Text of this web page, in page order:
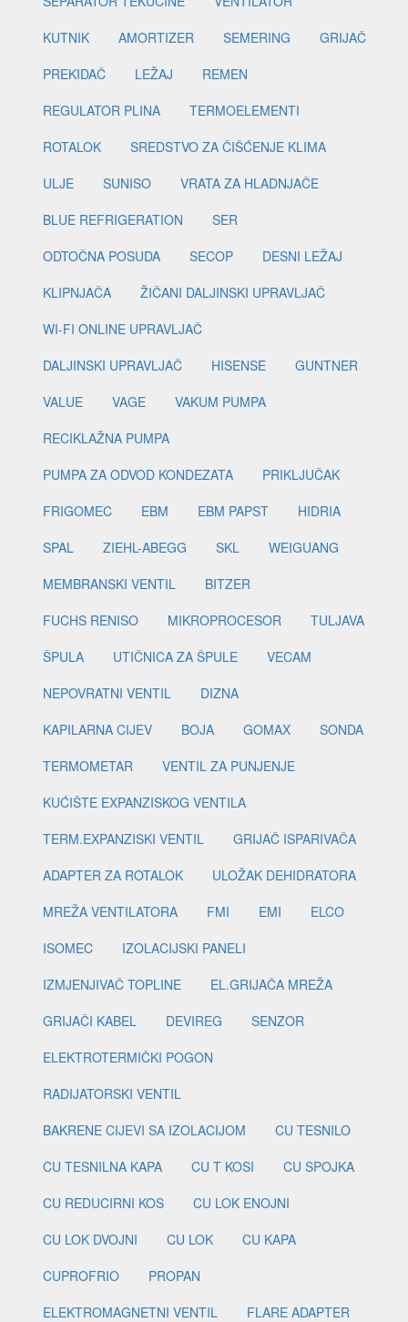
KUTNIK
AMORTIZER SEMERING
GRIJAČ
PREKIDAČ
LEŽAJ
REMEN
REGULATOR PLINA
TERMOELEMENTI
ROTALOK
SREDSTVO ZA ČIŠĆENJE KLIMA
ULJE
SUNISO
VRATA ZA HLADNJAČE
BLUE REFRIGERATION
SER
ODTOČNA POSUDA
SECOP
DESNI LEŽAJ
KLIPNJAČA
ŽIČANI DALJINSKI UPRAVLJAČ
WI-FI ONLINE UPRAVLJAČ
DALJINSKI UPRAVLJAČ
HISENSE
GUNTNER
VALUE
VAGE
VAKUM PUMPA
RECIKLAŽNA PUMPA
PUMPA ZA ODVOD KONDEZATA
PRIKLJUČAK
FRIGOMEC
EBM EBM PAPST
HIDRIA
SPAL
ZIEHL-ABEGG SKL
WEIGUANG
MEMBRANSKI VENTIL
BITZER
FUCHS RENISO
MIKROPROCESOR
TULJAVA
ŠPULA
UTIČNICA ZA ŠPULE
VECAM
NEPOVRATNI VENTIL
DIZNA
KAPILARNA CIJEV
BOJA GOMAX
SONDA
TERMOMETAR
VENTIL ZA PUNJENJE
KUĆIŠTE EXPANZISKOG VENTILA
TERM.EXPANZISKI VENTIL
GRIJAČ ISPARIVAČA
ADAPTER ZA ROTALOK
ULOŽAK DEHIDRATORA
MREŽA VENTILATORA
FMI EMI
ELCO
ISOMEC
IZOLACIJSKI PANELI
IZMJENJIVAČ TOPLINE
EL.GRIJAČA MREŽA
GRIJAČI KABEL
DEVIREG
SENZOR
ELEKTROTERMIČKI POGON
RADIJATORSKI VENTIL
BAKRENE CIJEVI SA IZOLACIJOM
CU TESNILO
CU TESNILNA KAPA
CU T KOSI
CU SPOJKA
CU REDUCIRNI KOS
CU LOK ENOJNI
CU LOK DVOJNI
CU LOK
CU KAPA
CUPROFRIO
PROPAN
ELEKTROMAGNETNI VENTIL
FLARE ADAPTER